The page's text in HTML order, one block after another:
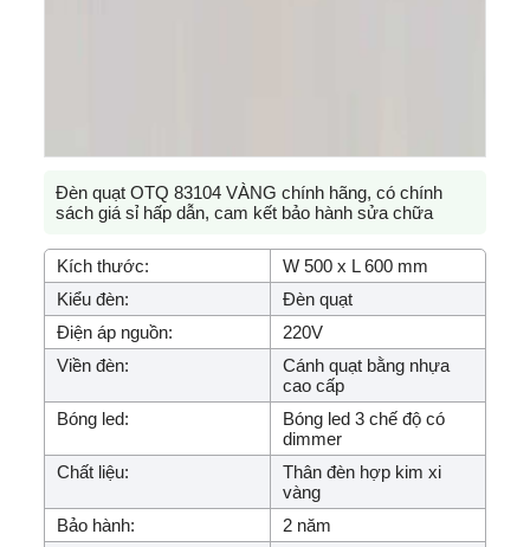
Đèn quạt OTQ 83104 VÀNG chính hãng, có chính
sách giá sỉ hấp dẫn, cam kết bảo hành sửa chữa
Kích thước:
W 500 x L 600 mm
Kiểu đèn:
Đèn quạt
Điện áp nguồn:
220V
Viền đèn:
Cánh quạt bằng nhựa
cao cấp
Bóng led:
Bóng led 3 chế độ có
dimmer
Chất liệu:
Thân đèn hợp kim xi
vàng
Bảo hành:
2 năm